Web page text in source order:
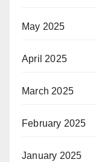
May 2025
April 2025
March 2025
February 2025
January 2025